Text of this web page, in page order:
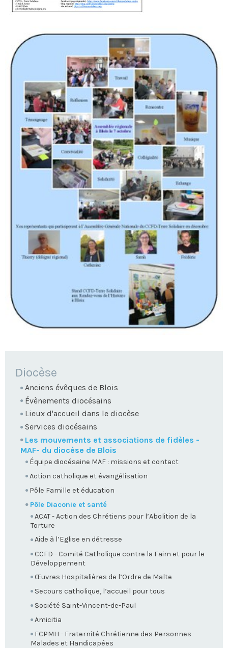
NAVIGATION
Diocèse
Anciens évêques de Blois
Évènements diocésains
Lieux d'accueil dans le diocèse
Services diocésains
Les mouvements et associations de fidèles -
MAF- du diocèse de Blois
Équipe diocésaine MAF : missions et contact
Action catholique et évangélisation
Pôle Famille et éducation
Pôle Diaconie et santé
ACAT - Action des Chrétiens pour l’Abolition de la
Torture
Aide à l’Eglise en détresse
CCFD - Comité Catholique contre la Faim et pour le
Développement
Œuvres Hospitalières de l’Ordre de Malte
Secours catholique, l’accueil pour tous
Société Saint-Vincent-de-Paul
Amicitia
FCPMH - Fraternité Chrétienne des Personnes
Malades et Handicapées